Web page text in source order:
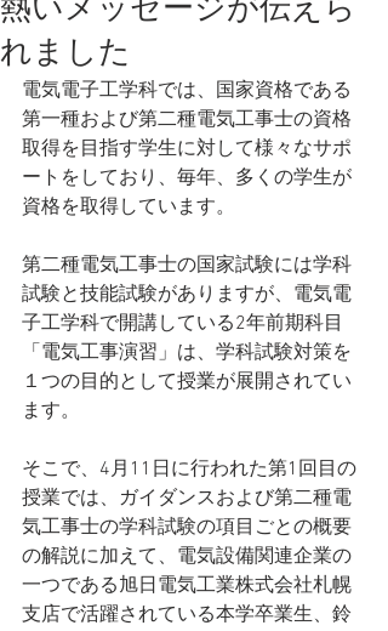
熱いメッセージが伝えら
れました
電気電子工学科では、国家資格である
第一種および第二種電気工事士の資格
取得を目指す学生に対して様々なサポ
ートをしており、毎年、多くの学生が
資格を取得しています。
第二種電気工事士の国家試験には学科
試験と技能試験がありますが、電気電
子工学科で開講している2年前期科目
「電気工事演習」は、学科試験対策を
１つの目的として授業が展開されてい
ます。
そこで、4月11日に行われた第1回目の
授業では、ガイダンスおよび第二種電
気工事士の学科試験の項目ごとの概要
の解説に加えて、電気設備関連企業の
一つである旭日電気工業株式会社札幌
支店で活躍されている本学卒業生、鈴